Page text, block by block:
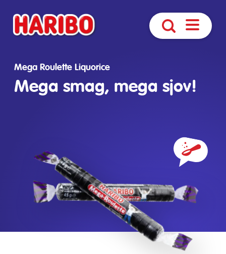
Søg
Åbn
Mega Roulette Liquorice
Mega smag, mega sjov!